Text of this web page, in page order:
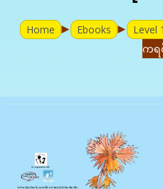
Home ► Ebooks ► Level 1
ကရ